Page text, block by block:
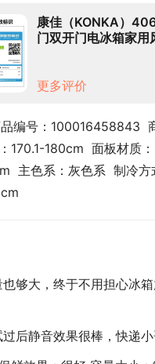
康佳（KONKA）
门双开门电冰箱家用
更多评价
编号：100016458843
170.1-180cm  面板材质
主色系：灰色系  制冷
够大，终于不用担心冰
后静音效果很棒，快递